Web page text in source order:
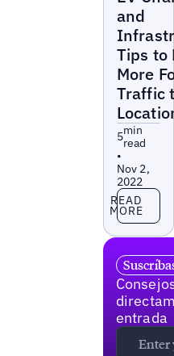
and
Tips to
More
Traffic
Location
5min
read
•
Nov 2,
2022
Read
READ
MORE
entrada